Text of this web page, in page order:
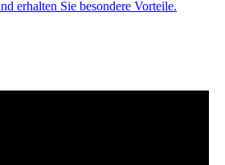
erhalten Sie besondere Vorteile.